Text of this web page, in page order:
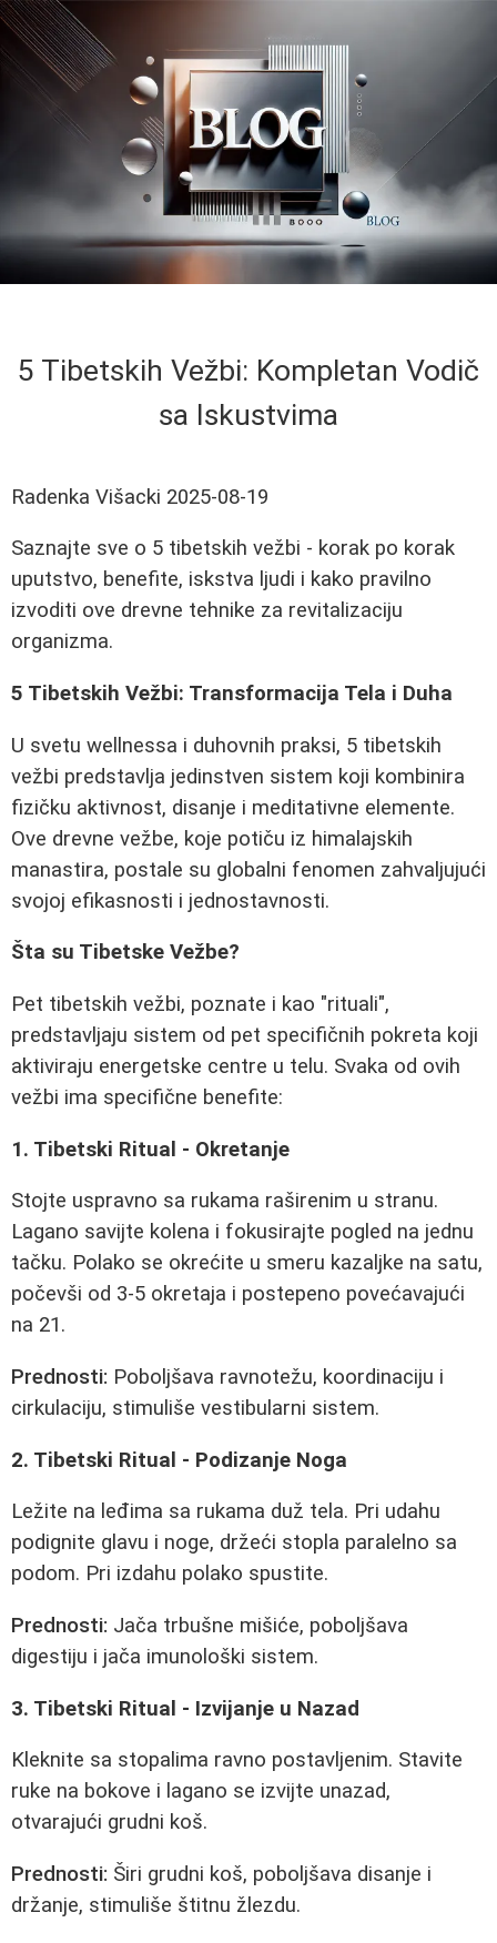
5 Tibetskih Vežbi: Kompletan Vodič
sa Iskustvima
Radenka Višacki 2025-08-19
Saznajte sve o 5 tibetskih vežbi - korak po korak
uputstvo, benefite, iskstva ljudi i kako pravilno
izvoditi ove drevne tehnike za revitalizaciju
organizma.
5 Tibetskih Vežbi: Transformacija Tela i Duha
U svetu wellnessa i duhovnih praksi, 5 tibetskih
vežbi predstavlja jedinstven sistem koji kombinira
fizičku aktivnost, disanje i meditativne elemente.
Ove drevne vežbe, koje potiču iz himalajskih
manastira, postale su globalni fenomen zahvaljujući
svojoj efikasnosti i jednostavnosti.
Šta su Tibetske Vežbe?
Pet tibetskih vežbi, poznate i kao "rituali",
predstavljaju sistem od pet specifičnih pokreta koji
aktiviraju energetske centre u telu. Svaka od ovih
vežbi ima specifične benefite:
1. Tibetski Ritual - Okretanje
Stojte uspravno sa rukama raširenim u stranu.
Lagano savijte kolena i fokusirajte pogled na jednu
tačku. Polako se okrećite u smeru kazaljke na satu,
počevši od 3-5 okretaja i postepeno povećavajući
na 21.
Prednosti: Poboljšava ravnotežu, koordinaciju i
cirkulaciju, stimuliše vestibularni sistem.
2. Tibetski Ritual - Podizanje Noga
Ležite na leđima sa rukama duž tela. Pri udahu
podignite glavu i noge, držeći stopla paralelno sa
podom. Pri izdahu polako spustite.
Prednosti: Jača trbušne mišiće, poboljšava
digestiju i jača imunološki sistem.
3. Tibetski Ritual - Izvijanje u Nazad
Kleknite sa stopalima ravno postavljenim. Stavite
ruke na bokove i lagano se izvijte unazad,
otvarajući grudni koš.
Prednosti: Širi grudni koš, poboljšava disanje i
držanje, stimuliše štitnu žlezdu.